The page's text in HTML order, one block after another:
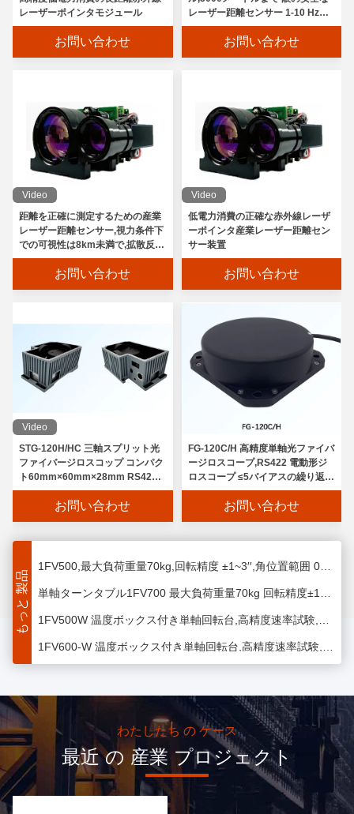
レーザーポインタモジュール
お問い合わせ
レーザー距離センサー 1-10 Hzの
周波数調整可能
お問い合わせ
Video
距離を正確に測定するための産業
レーザー距離センサー,視力条件下
での可視性は8km未満で,拡散反射
は0以下である.3湿度 ≤80%
お問い合わせ
Video
低電力消費の正確な赤外線レーザ
ーポインタ産業レーザー距離セン
サー装置
お問い合わせ
Video
STG-120H/HC 三軸スプリット光
ファイバージロスコップ コンパク
ト60mm×60mm×28mm RS422
電動形式
お問い合わせ
FG-120C/H 高精度単軸光ファイバ
ージロスコープ,RS422 電動形ジ
ロスコープ ≤5バイアスの繰り返し
≤0.0015/0.001
お問い合わせ
もっと 製品
3FV400 3軸回転台は,ジロスコップ,慣性測定装置,加速計,垂直3軸速率位置回転台回転テーブル溶接位置計40kgをテストするために使用されます.
1FV300 単軸回転台は,回転回転鏡の位置,速度,振動試験,検出および慣性測定に使用される.
2FV400;2 双軸ターンテーブル 50kg 容量,この双軸ターンテーブルは,空間内の2つの回転方向で運動シミュレーション,サーボ,角振動,およびシミュレーションされた動的運動テストを実行することができます.
2FV700Table 二軸回転台 360度回転範囲,二軸回転台は,動きシミュレーション,サーボ,角振動を実行することができます,2つの回転方向でシミュレーションされた動的運動試験
2 FV 700,2軸のターンテーブルは,ジロスコップをテストするために角位置,角速度と角加速運動の興奮を提供することができます,70kg容量チューブ溶接定位器
わたしたち の ケース
最近 の 産業 プロジェクト